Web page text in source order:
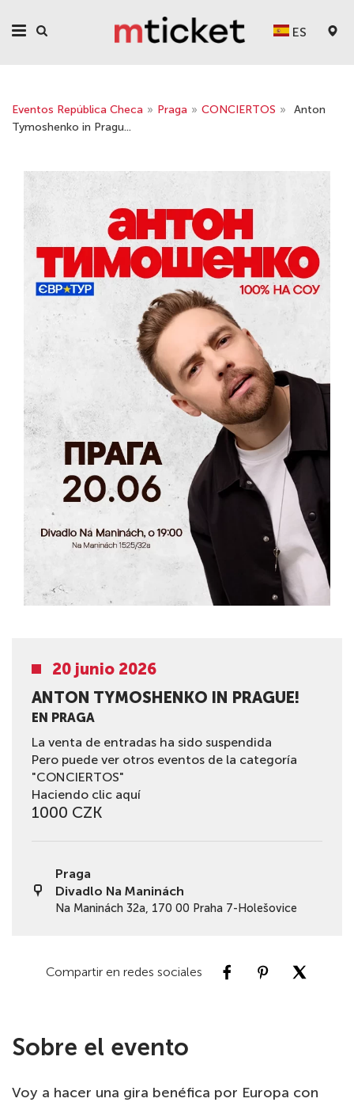
ES
Eventos República Checa » Praga » CONCIERTOS »
Anton
Tymoshenko in Pragu...
20 junio 2026
ANTON TYMOSHENKO IN PRAGUE!
EN PRAGA
La venta de entradas ha sido suspendida
Pero puede ver otros eventos de la categoría
"CONCIERTOS"
Haciendo clic aquí
1000 CZK
Praga
Divadlo Na Maninách
Na Maninách 32a, 170 00 Praha 7-Holešovice
Compartir en redes sociales
Sobre el evento
Voy a hacer una gira benéfica por Europa con